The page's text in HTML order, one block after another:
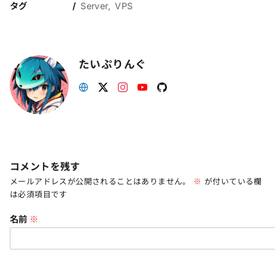
タグ
Server VPS
たいぷりんぐ
コメントを残す
メールアドレスが公開されることはありません。 ※ が付いている欄
は必須項目です
名前 ※